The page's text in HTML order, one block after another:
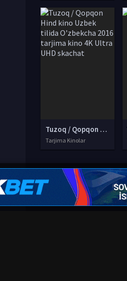
Tuzoq / Qopqon Hind kino Uzbek tilida O'zbekcha 2016 tarjima kino 4K Ultra UHD skachat
Tarjima Kinolar